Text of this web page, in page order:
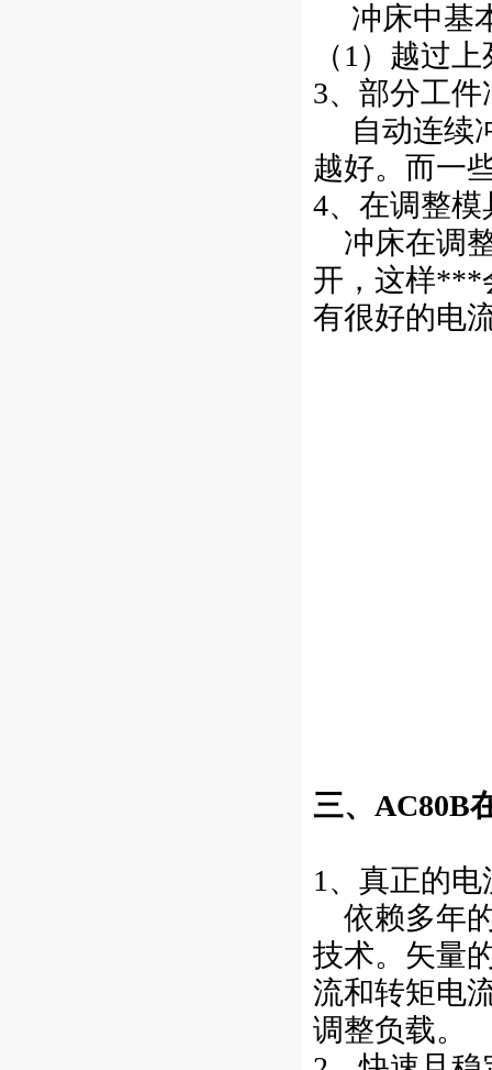
冲床中基
（1）越过
3、部分工
自动连续
越好。而一
4、在调整
冲床在调
开，这样***
有很好的电
三、AC80B
1、真正的
依赖多年
技术。矢量
流和转矩电
调整负载。